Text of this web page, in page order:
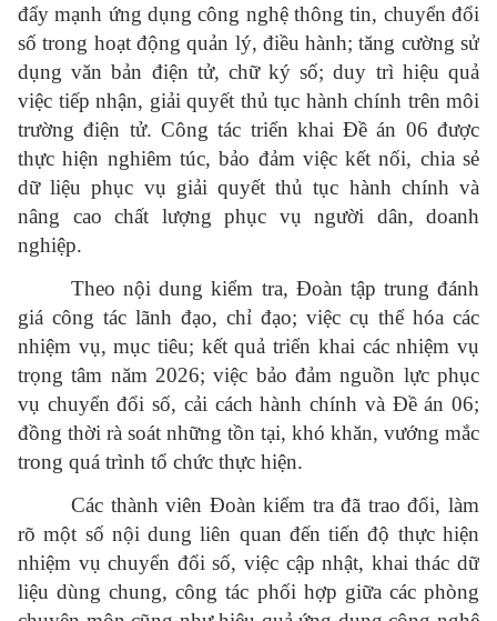
đẩy mạnh ứng dụng công nghệ thông tin, chuyển đổi
số trong hoạt động quản lý, điều hành; tăng cường sử
dụng văn bản điện tử, chữ ký số; duy trì hiệu quả
việc tiếp nhận, giải quyết thủ tục hành chính trên môi
trường điện tử. Công tác triển khai Đề án 06 được
thực hiện nghiêm túc, bảo đảm việc kết nối, chia sẻ
dữ liệu phục vụ giải quyết thủ tục hành chính và
nâng cao chất lượng phục vụ người dân, doanh
nghiệp.
Theo nội dung kiểm tra, Đoàn tập trung đánh
giá công tác lãnh đạo, chỉ đạo; việc cụ thể hóa các
nhiệm vụ, mục tiêu; kết quả triển khai các nhiệm vụ
trọng tâm năm 2026; việc bảo đảm nguồn lực phục
vụ chuyển đổi số, cải cách hành chính và Đề án 06;
đồng thời rà soát những tồn tại, khó khăn, vướng mắc
trong quá trình tổ chức thực hiện.
Các thành viên Đoàn kiểm tra đã trao đổi, làm
rõ một số nội dung liên quan đến tiến độ thực hiện
nhiệm vụ chuyển đổi số, việc cập nhật, khai thác dữ
liệu dùng chung, công tác phối hợp giữa các phòng